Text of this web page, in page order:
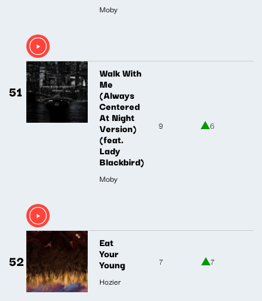
Moby
51
Walk With
Me
(Always
Centered
At Night
Version)
(feat.
Lady
Blackbird)
Moby
9 6
52
Eat
Your
Young
Hozier
7 7